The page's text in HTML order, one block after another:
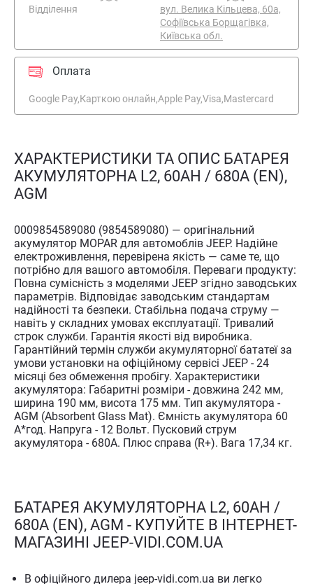
Відділення
вул. Велика Кільцева, 60а,
Софіївська Борщагівка,
Київська обл.
Оплата
Google Pay,Карткою онлайн,Apple Pay,Visa,Mastercard
ХАРАКТЕРИСТИКИ ТА ОПИС БАТАРЕЯ
АКУМУЛЯТОРНА L2, 60AH / 680A (EN),
AGM
0009854589080 (9854589080) — оригінальний
акумулятор MOPAR для автомоблів JEEP. Надійне
електроживлення, перевірена якість — саме те, що
потрібно для вашого автомобіля. Переваги продукту:
Повна сумісність з моделями JEEP згідно заводських
параметрів. Відповідає заводським стандартам
надійності та безпеки. Стабільна подача струму —
навіть у складних умовах експлуатації. Тривалий
строк служби. Гарантія якості від виробника.
Гарантійний термін служби акумуляторної бататеї за
умови установки на офіційному сервісі JEEP - 24
місяці без обмеження пробігу. Характеристики
акумулятора: Габаритні розміри - довжина 242 мм,
ширина 190 мм, висота 175 мм. Тип акумулятора -
AGM (Absorbent Glass Mat). Ємність акумулятора 60
A*год. Напруга - 12 Вольт. Пусковий струм
акумулятора - 680A. Плюс справа (R+). Вага 17,34 кг.
БАТАРЕЯ АКУМУЛЯТОРНА L2, 60AH /
680A (EN), AGM - КУПУЙТЕ В ІНТЕРНЕТ-
МАГАЗИНІ JEEP-VIDI.COM.UA
В офіційного дилера jeep-vidi.com.ua ви легко